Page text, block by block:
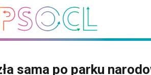
sama po parku